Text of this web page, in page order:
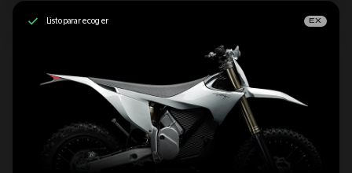
Listo para recoger EX